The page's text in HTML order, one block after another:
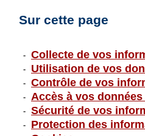
Sur cette page
Collecte de vos
Utilisation de vos
Contrôle de vos
Accès à vos
Sécurité de vos
Protection des